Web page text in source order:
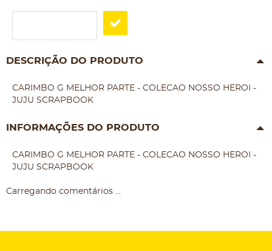
DESCRIÇÃO DO PRODUTO
CARIMBO G MELHOR PARTE - COLECAO NOSSO HEROI -
JUJU SCRAPBOOK
INFORMAÇÕES DO PRODUTO
CARIMBO G MELHOR PARTE - COLECAO NOSSO HEROI -
JUJU SCRAPBOOK
Carregando comentários ...